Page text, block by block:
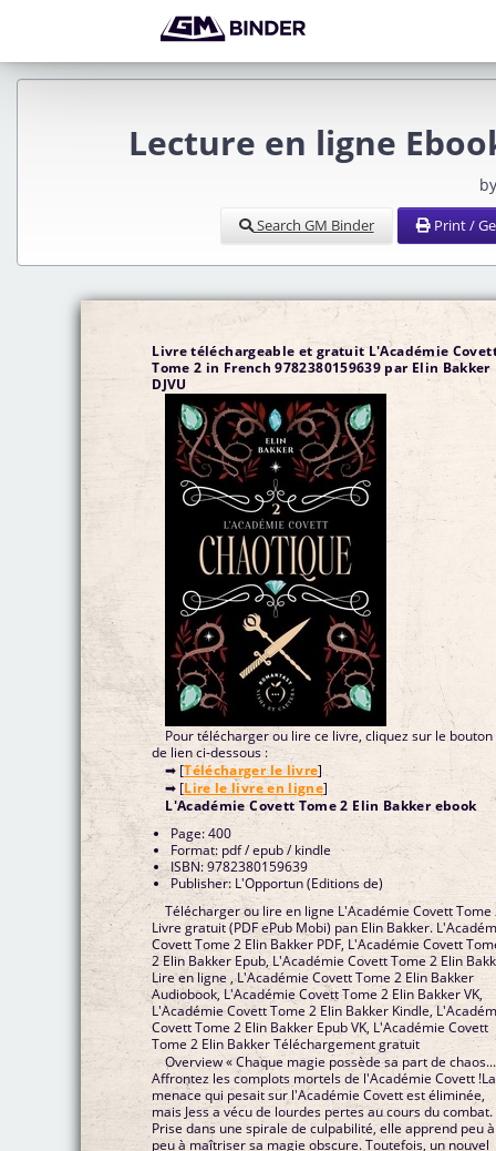
Lecture en ligne
Search GM Binder Print /
Livre téléchargeable et gratuit L'Académie
Tome 2 in French 9782380159639 par Elin Bakker
DJVU
Pour télécharger ou lire ce livre, cliquez sur le bouton
de lien ci-dessous :
➡ [Télécharger le livre]
➡ [Lire le livre en ligne]
L'Académie Covett Tome 2 Elin Bakker ebook
Page: 400
Format: pdf / epub / kindle
ISBN: 9782380159639
Publisher: L'Opportun (Editions de)
Télécharger ou lire en ligne L'Académie Covett Tome
Livre gratuit (PDF ePub Mobi) pan Elin Bakker.
Covett Tome 2 Elin Bakker PDF, L'Académie Covett
2 Elin Bakker Epub, L'Académie Covett Tome 2 Elin
Lire en ligne , L'Académie Covett Tome 2 Elin Bakker
Audiobook, L'Académie Covett Tome 2 Elin Bakker VK,
L'Académie Covett Tome 2 Elin Bakker Kindle,
Covett Tome 2 Elin Bakker Epub VK, L'Académie Covett
Tome 2 Elin Bakker Téléchargement gratuit
Overview « Chaque magie possède sa part de
Affrontez les complots mortels de l'Académie Covett !La
menace qui pesait sur l'Académie Covett est éliminée,
mais Jess a vécu de lourdes pertes au cours du combat.
Prise dans une spirale de culpabilité, elle apprend peu à
peu à maîtriser sa magie obscure. Toutefois, un nouvel